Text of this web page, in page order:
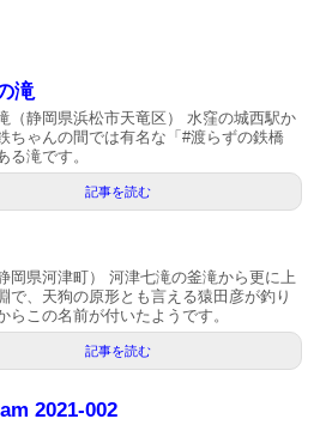
滝
（静岡県浜松市天竜区） 水窪の城西駅か
ちゃんの間では有名な「#渡らずの鉄橋
る滝です。
記事を読む
岡県河津町） 河津七滝の釜滝から更に上
で、天狗の原形とも言える猿田彦が釣り
らこの名前が付いたようです。
記事を読む
2021-002